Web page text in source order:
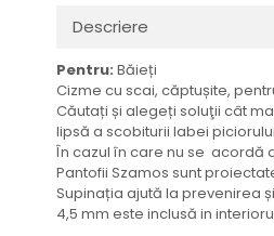
Descriere
Pentru: Băieți
Cizme cu scai, căptușite,
Căutați și alegeți soluţii cât
lipsă a scobiturii labei
În cazul în care nu se acordă
Pantofii Szamos sunt
Supinația ajută la prevenirea
4,5 mm este inclusă in